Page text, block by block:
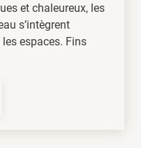
et chaleureux, les
s’intègrent
espaces. Fins